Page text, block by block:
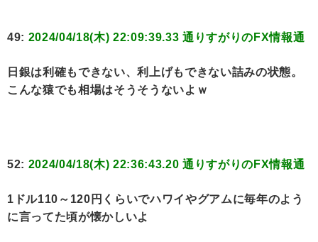
49: 2024/04/18(木) 22:09:39.33 通りすがりのFX情報通
日銀は利確もできない、利上げもできない詰みの状態。
こんな猿でも相場はそうそうないよｗ
52: 2024/04/18(木) 22:36:43.20 通りすがりのFX情報通
1ドル110～120円くらいでハワイやグアムに毎年のよう
に言ってた頃が懐かしいよ